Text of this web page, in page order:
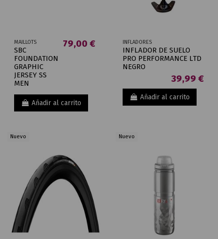
MAILLOTS
SBC
FOUNDATION
GRAPHIC
JERSEY SS
MEN
79,00 €
Añadir al carrito
INFLADORES
INFLADOR DE SUELO
PRO PERFORMANCE LTD
NEGRO
39,99 €
Añadir al carrito
Nuevo Nuevo